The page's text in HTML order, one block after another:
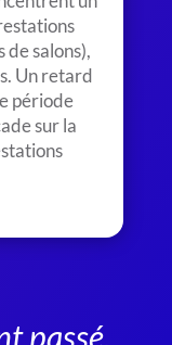
de salons),
Un retard
période
sur la
passé,